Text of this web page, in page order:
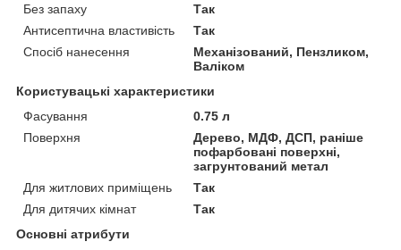
Без запаху
Так
Антисептична властивість
Так
Спосіб нанесення
Механізований, Пензликом,
Валіком
Користувацькі характеристики
Фасування
0.75 л
Поверхня
Дерево, МДФ, ДСП, раніше
пофарбовані поверхні,
загрунтований метал
Для житлових приміщень
Так
Для дитячих кімнат
Так
Основні атрибути